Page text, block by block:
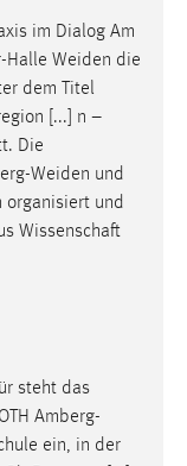
im Dialog Am
Halle Weiden die
dem Titel
[...] n –
Die
Weiden und
organisiert und
Wissenschaft
steht das
Amberg-
ein, in der